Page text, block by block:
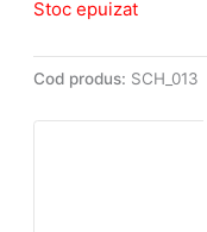
Stoc epuizat
Cod produs: SCH_013